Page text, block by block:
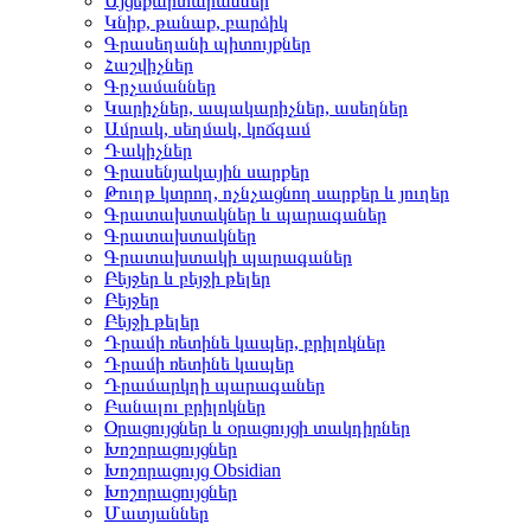
Կնիք, թանաք, բարձիկ
Գրասեղանի պիտույքներ
Հաշվիչներ
Գրչամաններ
Կարիչներ, ապակարիչներ, ասեղներ
Ամրակ, սեղմակ, կոճգամ
Դակիչներ
Գրասենյակային սարքեր
Թուղթ կտրող, ոչնչացնող սարքեր և յուղեր
Գրատախտակներ և պարագաներ
Գրատախտակներ
Գրատախտակի պարագաներ
Բեյջեր և բեյջի թելեր
Բեյջեր
Բեյջի թելեր
Դրամի ռետինե կապեր, բրիլոկներ
Դրամի ռետինե կապեր
Դրամարկղի պարագաներ
Բանալու բրիլոկներ
Օրացույցներ և օրացույցի տակդիրներ
Խոշորացույցներ
Խոշորացույց Obsidian
Խոշորացույցներ
Մատյաններ